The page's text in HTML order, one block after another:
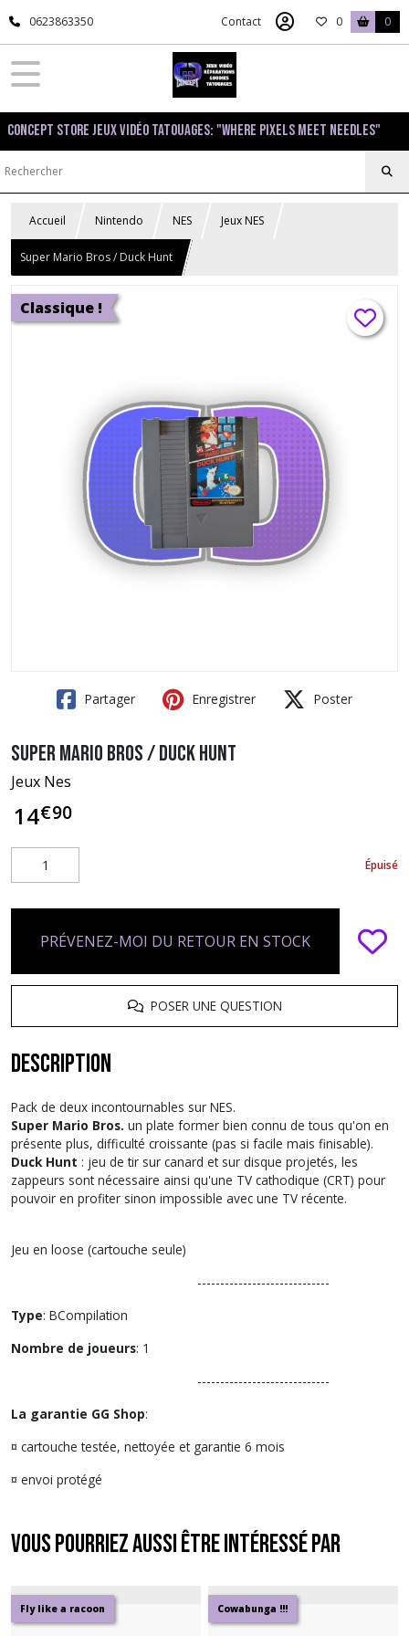
0623863350 Contact 0 0
Concept Store Jeux Vidéo Tatouages: "Where pixels meet needles"
Accueil Nintendo NES Jeux NES
Super Mario Bros / Duck Hunt
Classique !
Partager Enregistrer Poster
Super Mario Bros / Duck Hunt
Jeux Nes
14€90
Épuisé
PRÉVENEZ-MOI DU RETOUR EN STOCK
POSER UNE QUESTION
Description
Pack de deux incontournables sur NES.
Super Mario Bros. un plate former bien connu de tous qu'on en
présente plus, difficulté croissante (pas si facile mais finisable).
Duck Hunt : jeu de tir sur canard et sur disque projetés, les
zappeurs sont nécessaire ainsi qu'une TV cathodique (CRT) pour
pouvoir en profiter sinon impossible avec une TV récente.
Jeu en loose (cartouche seule)
-----------------------------
Type: BCompilation
Nombre de joueurs: 1
-----------------------------
La garantie GG Shop:
¤ cartouche testée, nettoyée et garantie 6 mois
¤ envoi protégé
Vous pourriez aussi être intéressé par
Fly like a racoon Cowabunga !!!